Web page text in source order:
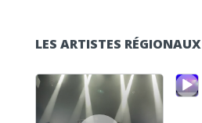
LES ARTISTES RÉGIONAUX
Lecteur audio
Lecteur audio